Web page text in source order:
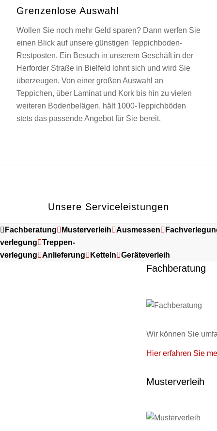
Grenzenlose Auswahl
Wollen Sie noch mehr Geld sparen? Dann werfen Sie
einen Blick auf unsere günstigen Teppichboden-
Restposten. Ein Besuch in unserem Geschäft in der
Herforder Straße in Bielfeld lohnt sich und wird Sie
überzeugen. Von einer großen Auswahl an
Teppichen, über Laminat und Kork bis hin zu vielen
weiteren Bodenbelägen, hält 1000-Teppichböden
stets das passende Angebot für Sie bereit.
Unsere Serviceleistungen
Fachberatung Musterverleih Ausmessen
verlegung
Treppen-
verlegung
Anlieferung Ketteln Geräteverleih
Fachberatung
Wir können Sie
Hier erfahren Sie
Musterverleih